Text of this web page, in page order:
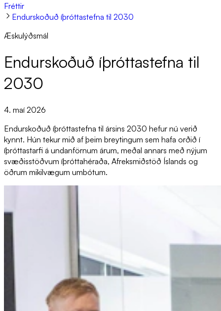
Fréttir
Endurskoðuð íþróttastefna til 2030
Æskulýðsmál
End­ur­skoð­uð íþrótta­stefna til
2030
4. maí 2026
Endurskoðuð íþróttastefna til ársins 2030 hefur nú verið
kynnt. Hún tekur mið af þeim breytingum sem hafa orðið í
íþróttastarfi á undanförnum árum, meðal annars með nýjum
svæðisstöðvum íþróttahéraða, Afreksmiðstöð Íslands og
öðrum mikilvægum umbótum.